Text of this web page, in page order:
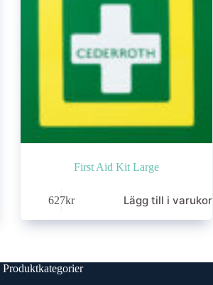
First Aid Kit Large
627kr Lägg till i varukorg
Produktkategorier